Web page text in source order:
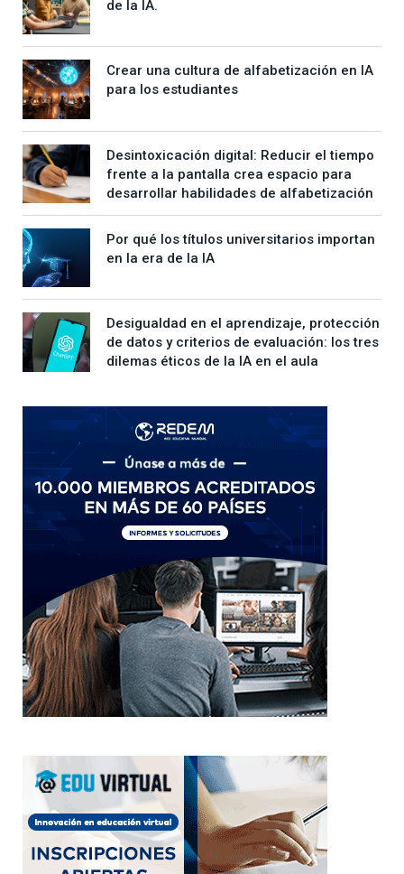
de la IA.
Crear una cultura de alfabetización en IA
para los estudiantes
Desintoxicación digital: Reducir el tiempo
frente a la pantalla crea espacio para
desarrollar habilidades de alfabetización
Por qué los títulos universitarios importan
en la era de la IA
Desigualdad en el aprendizaje, protección
de datos y criterios de evaluación: los tres
dilemas éticos de la IA en el aula